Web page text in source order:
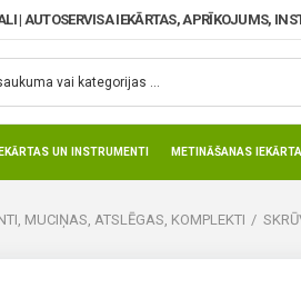
| AUTOSERVISA IEKĀRTAS, APRĪKOJUMS,
UN INSTRUMENTI METINĀŠANAS
MUCIŅAS, ATSLĒGAS, KOMPLEKTI